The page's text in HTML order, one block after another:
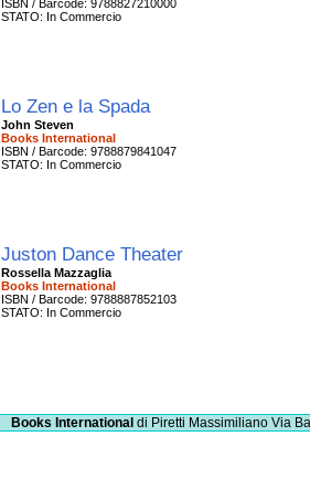
ISBN / Barcode: 9788827210000
STATO: In Commercio
Lo Zen e la Spada
John Steven
Books International
ISBN / Barcode: 9788879841047
STATO: In Commercio
Juston Dance Theater
Rossella Mazzaglia
Books International
ISBN / Barcode: 9788887852103
STATO: In Commercio
Books International di Piretti Massimiliano Via